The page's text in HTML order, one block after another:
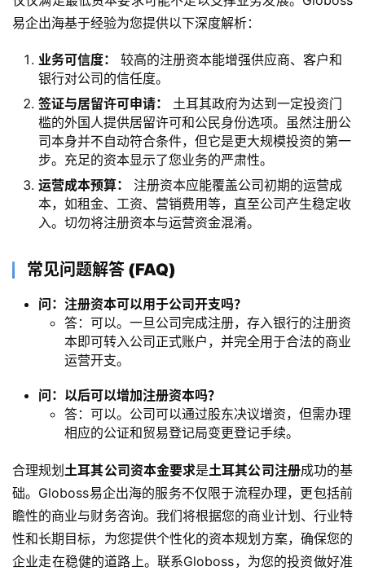
易企出海基于经验为您提供以下深度解析：
业务可信度：​
​ 较高的注册资本能增强供应商、客户和
银行对公司的信任度。
签证与居留许可申请：​
​ 土耳其政府为达到一定投资门
槛的外国人提供居留许可和公民身份选项。虽然注册公
司本身并不自动符合条件，但它是更大规模投资的第一
步。充足的资本显示了您业务的严肃性。
​运营成本预算：​
​ 注册资本应能覆盖公司初期的运营成
本，如租金、工资、营销费用等，直至公司产生稳定收
入。切勿将注册资本与运营资金混淆。
常见问题解答 (FAQ)​
​问：注册资本可以用于公司开支吗？​
答：可以。一旦公司完成注册，存入银行的注册资
本即可转入公司正式账户，并完全用于合法的商业
运营开支。
问：以后可以增加注册资本吗？​
答：可以。公司可以通过股东决议增资，但需办理
相应的公证和贸易登记局变更登记手续。
合理规划​​土耳其公司资本金要求​​是​​土耳其公司注册​​成功的基
础。Globoss易企出海的服务不仅限于流程办理，更包括前
瞻性的商业与财务咨询。我们将根据您的商业计划、行业特
性和长期目标，为您提供个性化的资本规划方案，确保您的
企业走在稳健的道路上。联系Globoss，为您的投资做好准